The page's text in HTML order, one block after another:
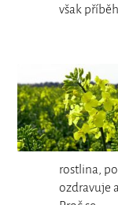
však
rostlina,
ozdravuje